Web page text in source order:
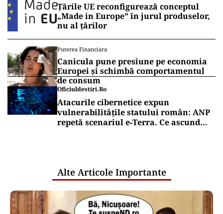
Țările UE reconfigurează conceptul
„Made in Europe” în jurul produselor,
nu al țărilor
Puterea Financiara
Canicula pune presiune pe economia
Europei și schimbă comportamentul
de consum
Oficiuldestiri.ro
Atacurile cibernetice expun
vulnerabilitățile statului român: ANP
repetă scenariul e‑Terra. Ce ascund
Alte Articole Importante